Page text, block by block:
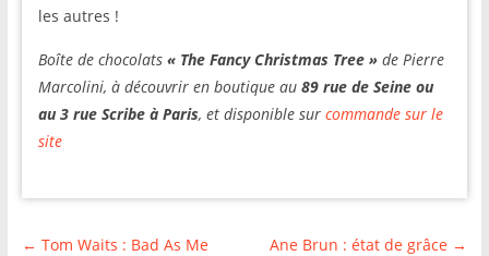
les autres !
Boîte de chocolats « The Fancy Christmas Tree »de Pierre
Marcolini, à découvrir en boutique au 89 rue de Seine ou
au 3 rue Scribe à Paris, et disponible sur commande sur le
site
← Tom Waits : Bad As Me Ane Brun : état de grâce →